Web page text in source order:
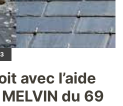
avec l’aide
du 69